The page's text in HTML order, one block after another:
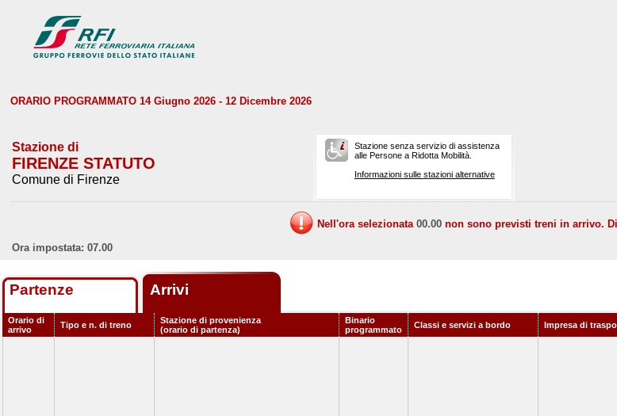
ORARIO PROGRAMMATO 14 Giugno 2026 - 12 Dicembre 2026
Stazione di
FIRENZE STATUTO
Comune di Firenze
Stazione senza servizio di assistenza
alle Persone a Ridotta Mobilità.
Informazioni sulle stazioni alternative
Nell'ora selezionata 00.00 non sono previsti treni in arrivo.
Ora impostata: 07.00
Partenze Arrivi
Orario di
arrivo
Tipo e n. di treno
Stazione di provenienza
(orario di partenza)
Binario
programmato
Classi e servizi a bordo Impresa di